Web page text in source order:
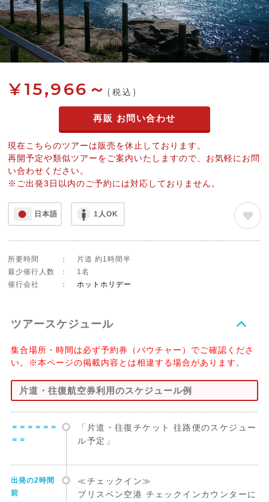
¥15,966～ (税込)
再販 お問い合わせ
現在こちらのツアーは販売を休止しております。
再開予定や類似ツアーをご案内いたしますので、お気軽にお問
い合わせください。
※ご出発3日以内のご予約には対応しておりません。
日本語 1人OK
所要時間 ：
片道 約1時間半
最少催行人数
：
1名
催行会社
： ホットホリデー
ツアースケジュール
集合場所・時間は必ず予約券（バウチャー）でご確認くださ
い。※本ページの掲載内容とは相違する場合があります。
片道・往復航空券利用のスケジュール例
＝＝＝＝＝＝
＝＝
「片道・往復チケット 往路便のスケジュー
ル予定」
出発の2時間
前
≪チェックイン≫
ブリスベン空港 チェックインカウンターに